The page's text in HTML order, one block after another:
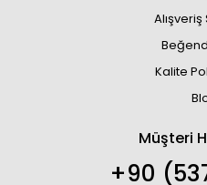
Kalite
Müşteri
+90